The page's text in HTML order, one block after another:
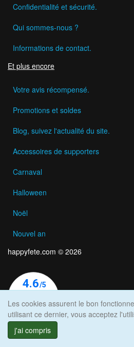
Confidentialité et sécurité.
Qui sommes-nous ?
Informations de contact.
Et plus encore
Votre avis récompensé.
Promotions et soldes
Blog, suivez l'actualité du site.
Accessoires de supporters
Carnaval
Halloween
Noël
Nouvel an
happyfete.com © 2026
Les cookies assurent le bon
utilisant ce dernier, vous acceptez
j'ai compris